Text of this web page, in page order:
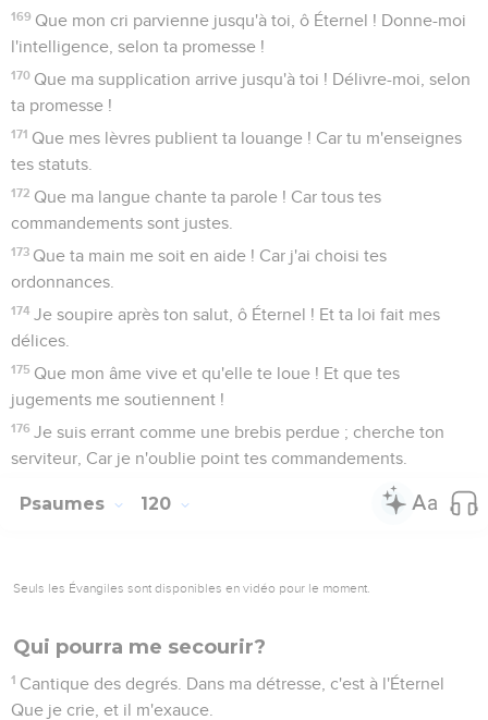
169 Que mon cri parvienne jusqu'à toi, ô Éternel ! Donne-moi
l'intelligence, selon ta promesse !
170 Que ma supplication arrive jusqu'à toi ! Délivre-moi, selon
ta promesse !
171 Que mes lèvres publient ta louange ! Car tu m'enseignes
tes statuts.
172 Que ma langue chante ta parole ! Car tous tes
commandements sont justes.
173 Que ta main me soit en aide ! Car j'ai choisi tes
ordonnances.
174 Je soupire après ton salut, ô Éternel ! Et ta loi fait mes
délices.
175 Que mon âme vive et qu'elle te loue ! Et que tes
jugements me soutiennent !
176 Je suis errant comme une brebis perdue ; cherche ton
serviteur, Car je n'oublie point tes commandements.
Psaumes 120
Seuls les Évangiles sont disponibles en vidéo pour le moment.
Qui pourra me secourir?
1 Cantique des degrés. Dans ma détresse, c'est à l'Éternel
Que je crie, et il m'exauce.